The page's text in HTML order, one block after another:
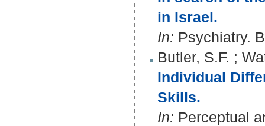
in Israel.
In: Psychiatry.
Butler, S.F. ;
Individual
Skills.
In: Perceptual